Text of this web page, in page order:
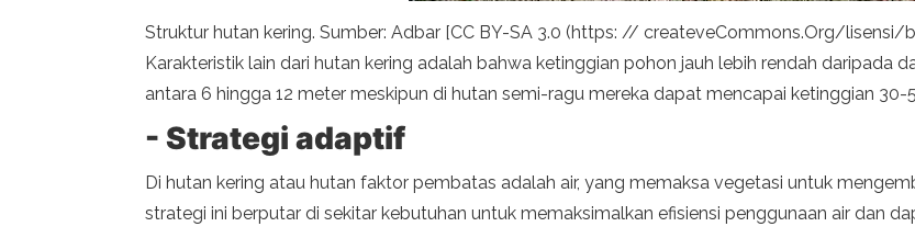
Struktur hutan kering. Sumber: Adbar [CC BY-SA 3.0 (https: // createveCommons.Org/lisensi/
Karakteristik lain dari hutan kering adalah bahwa ketinggian pohon jauh lebih rendah daripada
antara 6 hingga 12 meter meskipun di hutan semi-ragu mereka dapat mencapai ketinggian 30-
- Strategi adaptif
Di hutan kering atau hutan faktor pembatas adalah air, yang memaksa vegetasi untuk
strategi ini berputar di sekitar kebutuhan untuk memaksimalkan efisiensi penggunaan air dan